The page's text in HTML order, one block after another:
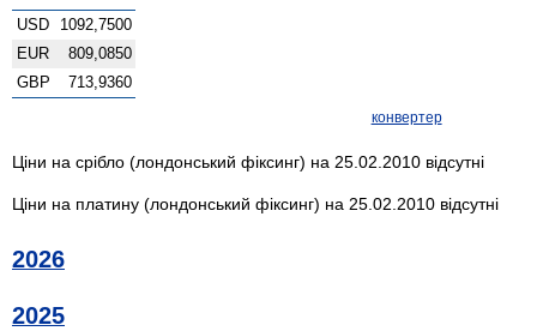
USD
1092,7500
EUR
809,0850
GBP
713,9360
конвертер
Ціни на срібло (лондонський фіксинг) на 25.02.2010 відсутні
Ціни на платину (лондонський фіксинг) на 25.02.2010 відсутні
2026
2025